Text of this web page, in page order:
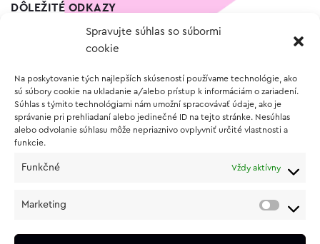
Spravujte súhlas so súbormi
cookie
Na poskytovanie tých najlepších skúseností používame technológie, ako
sú súbory cookie na ukladanie a/alebo prístup k informáciám o zariadení.
Súhlas s týmito technológiami nám umožní spracovávať údaje, ako je
správanie pri prehliadaní alebo jedinečné ID na tejto stránke. Nesúhlas
alebo odvolanie súhlasu môže nepriaznivo ovplyvniť určité vlastnosti a
funkcie.
Funkčné Vždy aktívny
Marketing
DÔLEŽITÉ ODKAZY
Vernostný program
O NÁKUPE
Vrátenie a reklamácia tovaru